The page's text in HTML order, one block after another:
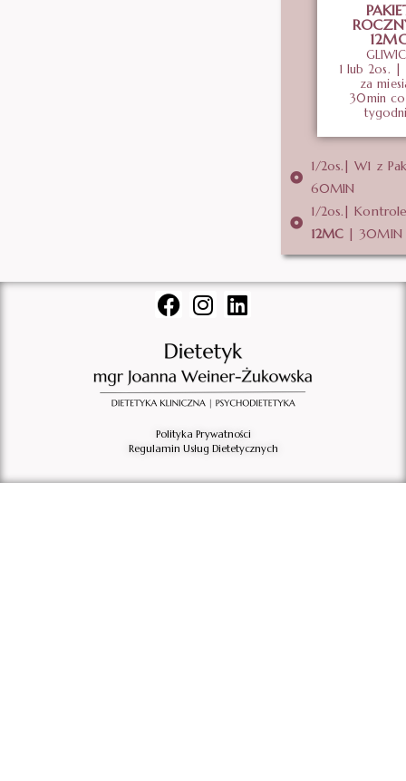
1 lub 2os. |
za
30min
1/2os.| W1 z
60MIN
1/2os.|
12MC
| 30MIN
Polityka Prywatności
Regulamin Usług Dietetycznych